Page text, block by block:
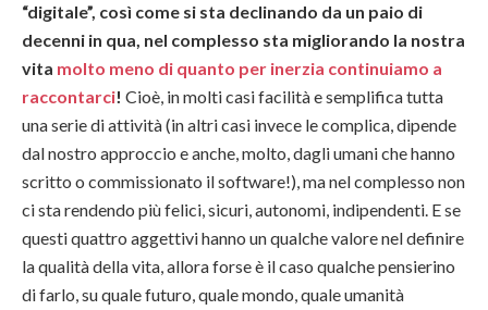
“digitale”, così come si sta declinando da un paio di
decenni in qua, nel complesso sta migliorando la nostra
vita molto meno di quanto per inerzia continuiamo a
raccontarci! Cioè, in molti casi facilità e semplifica tutta
una serie di attività (in altri casi invece le complica, dipende
dal nostro approccio e anche, molto, dagli umani che hanno
scritto o commissionato il software!), ma nel complesso non
ci sta rendendo più felici, sicuri, autonomi, indipendenti. E se
questi quattro aggettivi hanno un qualche valore nel definire
la qualità della vita, allora forse è il caso qualche pensierino
di farlo, su quale futuro, quale mondo, quale umanità